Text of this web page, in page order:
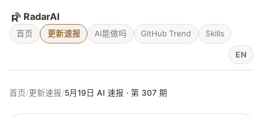
RadarAI
首页 更新速报 AI能做吗 GitHub Trend Skills
EN
首页/更新速报/5月19日 AI 速报 · 第 307 期